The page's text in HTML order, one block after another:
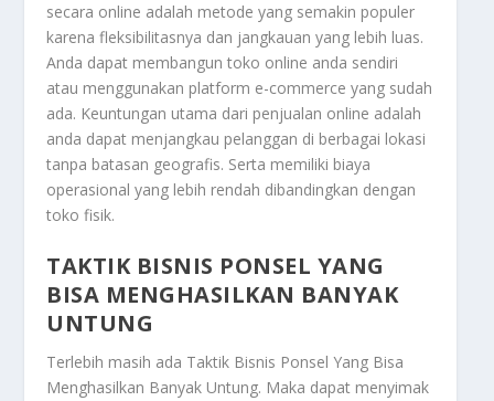
secara online adalah metode yang semakin populer
karena fleksibilitasnya dan jangkauan yang lebih luas.
Anda dapat membangun toko online anda sendiri
atau menggunakan platform e-commerce yang sudah
ada. Keuntungan utama dari penjualan online adalah
anda dapat menjangkau pelanggan di berbagai lokasi
tanpa batasan geografis. Serta memiliki biaya
operasional yang lebih rendah dibandingkan dengan
toko fisik.
TAKTIK BISNIS PONSEL YANG
BISA MENGHASILKAN BANYAK
UNTUNG
Terlebih masih ada Taktik Bisnis Ponsel Yang Bisa
Menghasilkan Banyak Untung. Maka dapat menyimak